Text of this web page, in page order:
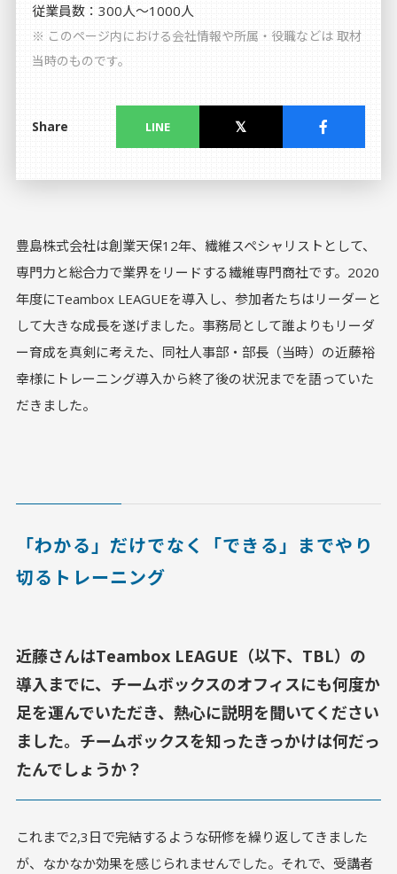
従業員数：300人〜1000人
※ このページ内における会社情報や所属・役職などは 取材
当時のものです。
Share LINE
豊島株式会社は創業天保12年、繊維スペシャリストとして、
専門力と総合力で業界をリードする繊維専門商社です。2020
年度にTeambox LEAGUEを導入し、参加者たちはリーダーと
して大きな成長を遂げました。事務局として誰よりもリーダ
ー育成を真剣に考えた、同社人事部・部長（当時）の近藤裕
幸様にトレーニング導入から終了後の状況までを語っていた
だきました。
「わかる」だけでなく「できる」までやり
切るトレーニング
近藤さんはTeambox LEAGUE（以下、TBL）の
導入までに、チームボックスのオフィスにも何度か
足を運んでいただき、熱心に説明を聞いてください
ました。チームボックスを知ったきっかけは何だっ
たんでしょうか？
これまで2,3日で完結するような研修を繰り返してきました
が、なかなか効果を感じられませんでした。それで、受講者